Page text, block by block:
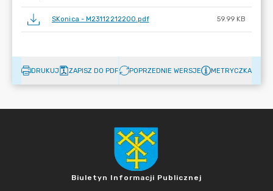
SKonica - M23112212200.pdf 59.99 KB
DRUKUJ ZAPISZ DO PDF POPRZEDNIE WERSJE METRYCZKA
Biuletyn Informacji Publicznej